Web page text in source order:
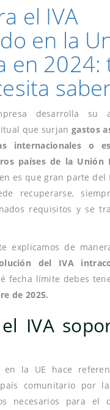
el IVA
en la
en 2024:
desarrolla su
que surjangastos
internacionales o
países de la Unión
es que gran parte del
recuperarse,
requisitos y se
explicamos de
del IVA
fecha límite debes
de 2025.
IVA
en la UE hace
comunitario por
necesarios para el